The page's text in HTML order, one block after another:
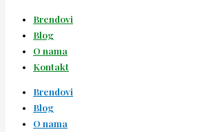
Brendovi
Blog
O nama
Kontakt
Brendovi
Blog
O nama